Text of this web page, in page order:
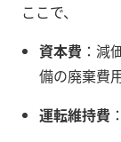
ここで、
資本費 ：減
備の廃棄費
運転維持費